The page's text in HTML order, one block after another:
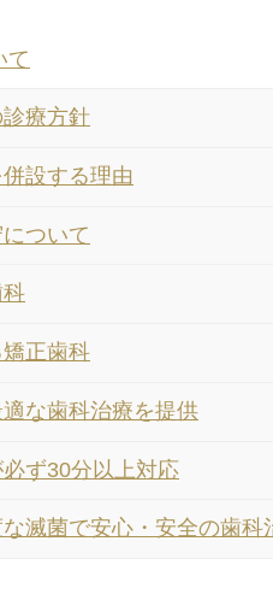
て
療方針
設する理由
ついて
正歯科
な歯科治療を提供
ず30分以上対応
滅菌で安心・安全の歯科